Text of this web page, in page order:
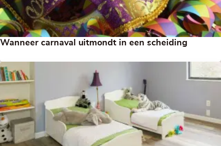
Wanneer carnaval uitmondt in een scheiding